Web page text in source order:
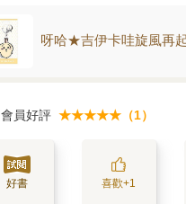
呀哈★吉伊卡哇旋風再
會員好評 ★★★★★（1）
好書 喜歡+1